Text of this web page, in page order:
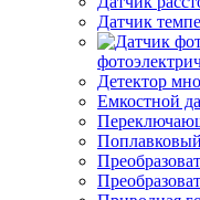
Датчик
Детектор
Емкостной